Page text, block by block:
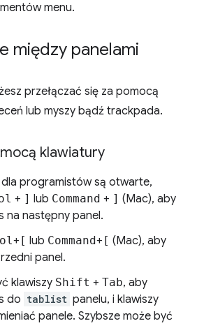
menu.
między panelami
przełączać się za pomocą
lub myszy bądź trackpada.
klawiatury
programistów są otwarte,
+ ] lub Command + ] (Mac), aby
na następny panel.
+ [ lub Command+ [ (Mac), aby
panel.
klawiszy Shift + Tab, aby
do tablist panelu, i klawiszy
panele. Szybsze może być